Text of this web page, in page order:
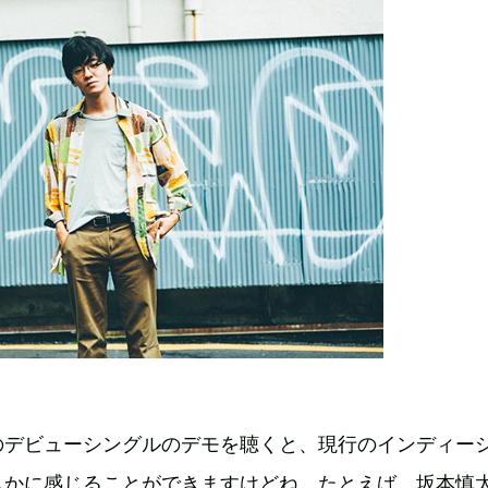
ビューシングルのデモを聴くと、現行のインディー
に感じることができますけどね。たとえば、坂本慎